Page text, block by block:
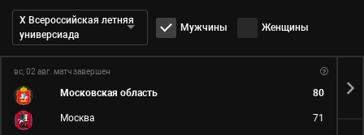
Дивизион:
Х Всероссийская летняя
универсиада
Мужчины Женщины
вс, 02 авг. матч завершен
Московская область 80
Москва 71